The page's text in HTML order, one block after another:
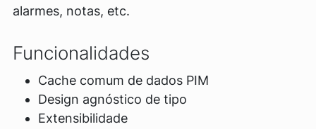
alarmes, notas, etc.
Funcionalidades
Cache comum de dados PIM
Design agnóstico de tipo
Extensibilidade